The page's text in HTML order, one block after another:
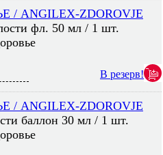
ANGILEX-ZDOROVJE
фл. 50 мл / 1 шт.
В резерв!
ANGILEX-ZDOROVJE
баллон 30 мл / 1 шт.